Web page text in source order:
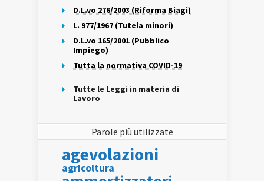
D.L.vo 276/2003 (Riforma Biagi)
L. 977/1967 (Tutela minori)
D.L.vo 165/2001 (Pubblico
Impiego)
Tutta la normativa COVID-19
Tutte le Leggi in materia di
Lavoro
Parole più utilizzate
agevolazioni
agricoltura